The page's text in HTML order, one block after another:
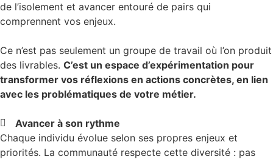
de l’isolement et avancer entouré de pairs qui
comprennent vos enjeux.
Ce n’est pas seulement un groupe de travail où l’on produit
des livrables. C’est un espace d’expérimentation pour
transformer vos réflexions en actions concrètes, en lien
avec les problématiques de votre métier.
Avancer à son rythme
Chaque individu évolue selon ses propres enjeux et
priorités. La communauté respecte cette diversité : pas